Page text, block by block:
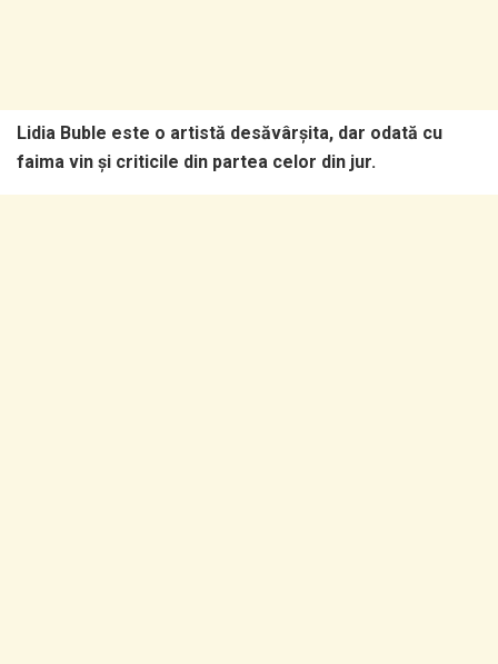
Lidia Buble este o artistă desăvârșita, dar odată cu
faima vin și criticile din partea celor din jur.